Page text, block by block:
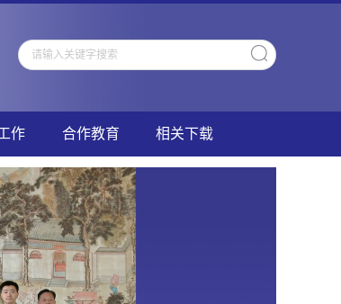
作 合作教育 相关下载